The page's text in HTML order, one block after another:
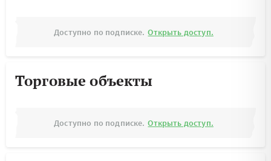
Доступно по подписке. Открыть доступ.
Торговые объекты
Доступно по подписке. Открыть доступ.